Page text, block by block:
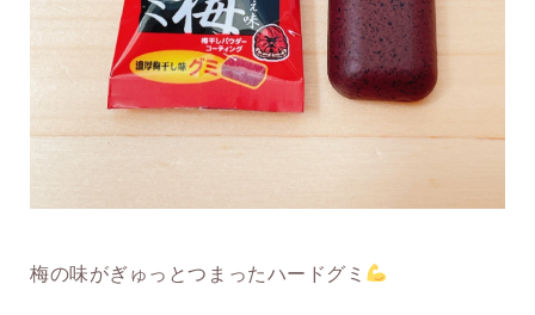
梅の味がぎゅっとつまったハードグミ